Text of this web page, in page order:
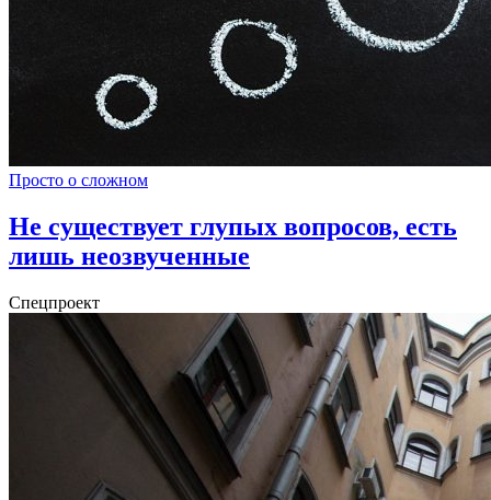
Просто о сложном
Не существует глупых вопросов, есть
лишь неозвученные
Спецпроект